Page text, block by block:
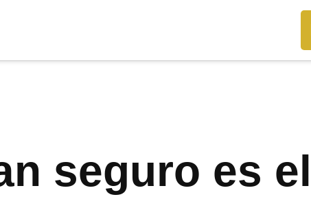
seguro es el